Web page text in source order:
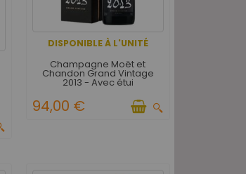
DISPONIBLE À L'UNITÉ
Champagne Moët et
Chandon Grand Vintage
2013 - Avec étui
94,00 €